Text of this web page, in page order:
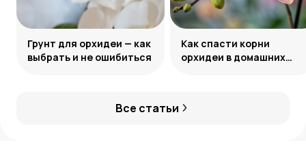
Все статьи
Грунт для орхидеи — как
выбрать и не ошибиться
Как спасти корни
орхидеи в домашних